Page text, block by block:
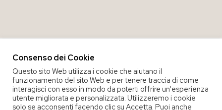
Consenso dei Cookie
Questo sito Web utilizza i cookie che aiutano il
funzionamento del sito Web e per tenere traccia di come
interagisci con esso in modo da poterti offrire un'esperienza
utente migliorata e personalizzata. Utilizzeremo i cookie
solo se acconsenti facendo clic su Accetta. Puoi anche